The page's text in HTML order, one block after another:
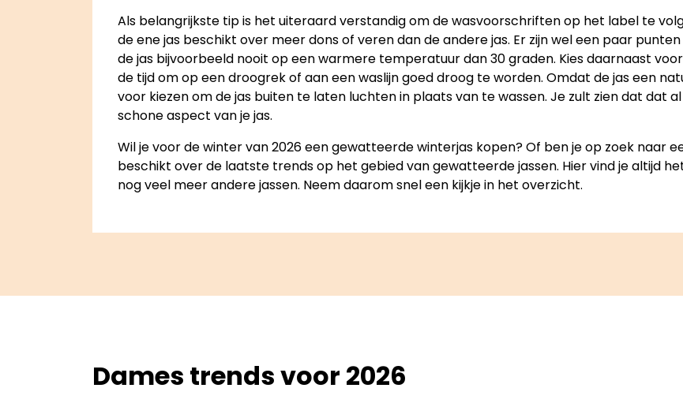
Als belangrijkste tip is het uiteraard verstandig om de wasvoorschriften op het label te
de ene jas beschikt over meer dons of veren dan de andere jas. Er zijn wel een paar
de jas bijvoorbeeld nooit op een warmere temperatuur dan 30 graden. Kies daarnaast
de tijd om op een droogrek of aan een waslijn goed droog te worden. Omdat de jas een
voor kiezen om de jas buiten te laten luchten in plaats van te wassen. Je zult zien dat dat
schone aspect van je jas.
Wil je voor de winter van 2026 een gewatteerde winterjas kopen? Of ben je op zoek naar
beschikt over de laatste trends op het gebied van gewatteerde jassen. Hier vind je altijd
nog veel meer andere jassen. Neem daarom snel een kijkje in het overzicht.
Dames trends voor 2026